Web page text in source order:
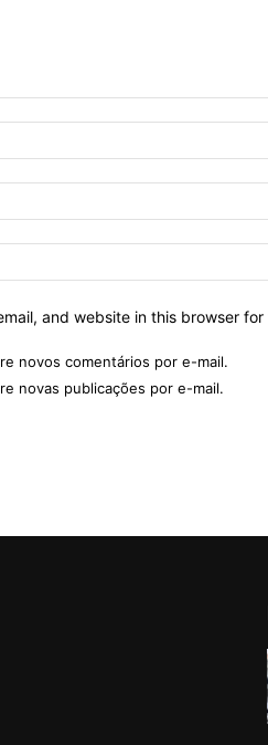
and website in this browser
novos comentários por e-mail.
novas publicações por e-mail.